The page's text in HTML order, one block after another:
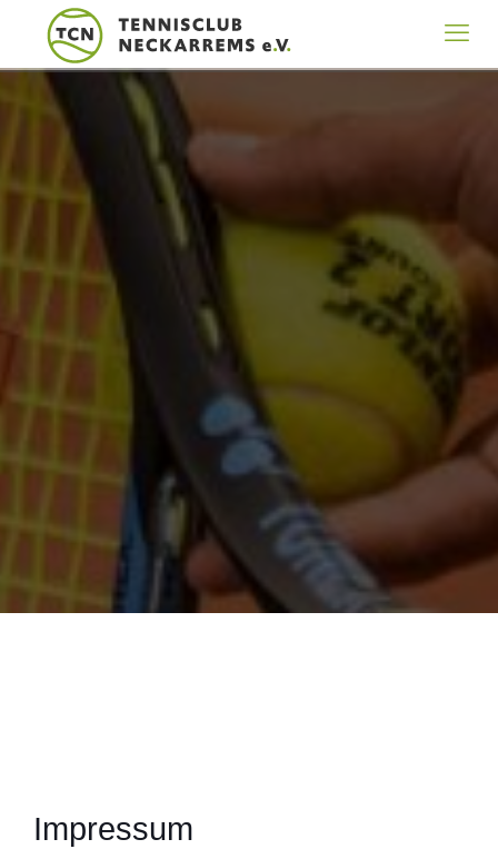
Impressum